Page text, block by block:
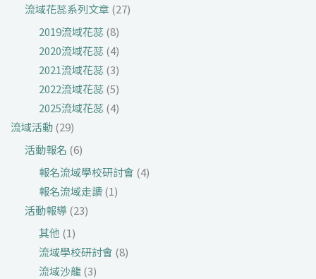
流域花蕊系列文章 (27)
2019流域花蕊(8)
2020流域花蕊(4)
2021流域花蕊(3)
2022流域花蕊(5)
2025流域花蕊(4)
流域活動(29)
活動報名 (6)
報名流域學校研討會 (4)
報名流域走讀(1)
活動報導(23)
其他 (1)
流域學校研討會 (8)
流域沙龍(3)